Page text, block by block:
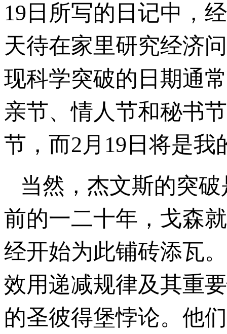
19日所写的日记中，
天待在家里研究经济
现科学突破的日期通
亲节、情人节和秘书
节，而2月19日将是我
当然，杰文斯的突
前的一二十年，戈森
经开始为此铺砖添瓦
效用递减规律及其重
的圣彼得堡悖论。他